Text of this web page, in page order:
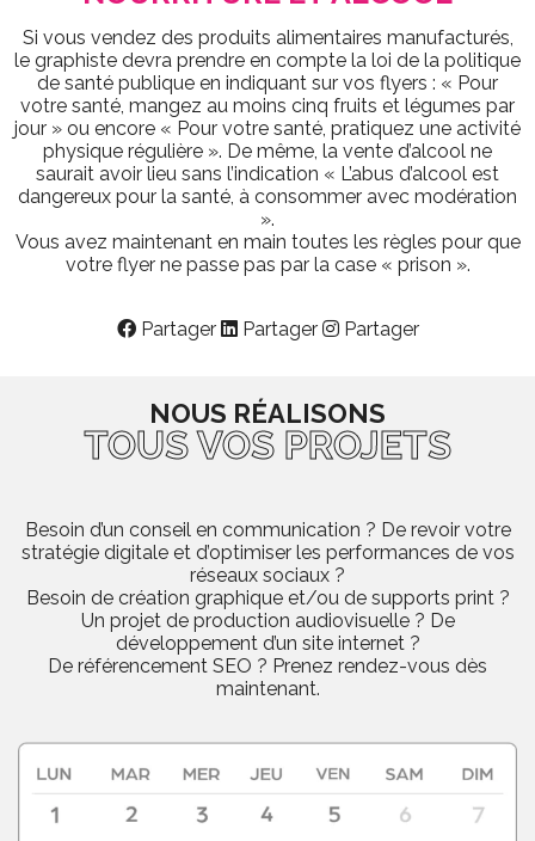
Si vous vendez des produits alimentaires manufacturés,
le graphiste devra prendre en compte la loi de la politique
de santé publique en indiquant sur vos flyers : « Pour
votre santé, mangez au moins cinq fruits et légumes par
jour » ou encore « Pour votre santé, pratiquez une activité
physique régulière ». De même, la vente d’alcool ne
saurait avoir lieu sans l’indication « L’abus d’alcool est
dangereux pour la santé, à consommer avec modération
».
Vous avez maintenant en main toutes les règles pour que
votre flyer ne passe pas par la case « prison ».
Partager Partager Partager
NOUS RÉALISONS
TOUS VOS PROJETS
Besoin d’un conseil en communication ? De revoir votre
stratégie digitale et d’optimiser les performances de vos
réseaux sociaux ?
Besoin de création graphique et/ou de supports print ?
Un projet de production audiovisuelle ? De
développement d’un site internet ?
De référencement SEO ? Prenez rendez-vous dès
maintenant.